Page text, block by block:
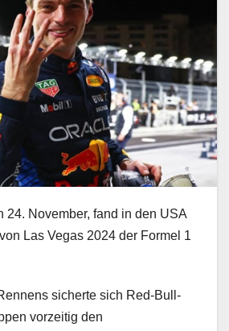
24. November, fand in den USA
Las Vegas 2024 der Formel 1
sicherte sich Red-Bull-
vorzeitig den